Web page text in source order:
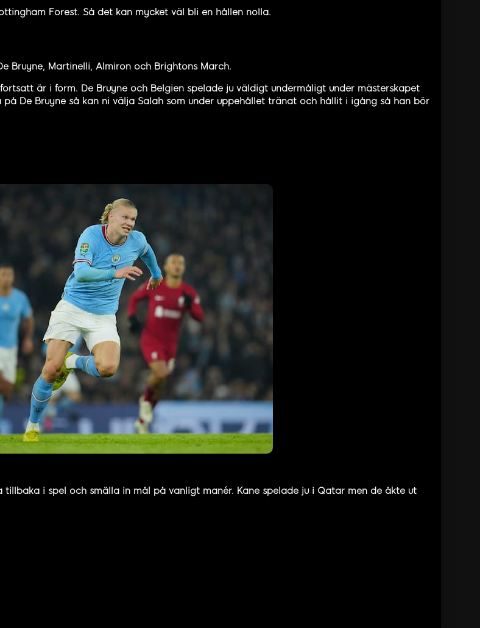
Forest. Så det kan mycket väl bli en hållen nolla.
Bruyne, Martinelli, Almiron och Brightons March.
är i form. De Bruyne och Belgien spelade ju väldigt undermåligt under mästerskapet
De Bruyne så kan ni välja Salah som under uppehållet tränat och hållit i igång så han bör
i spel och smälla in mål på vanligt manér. Kane spelade ju i Qatar men de åkte ut